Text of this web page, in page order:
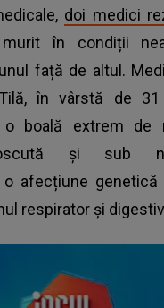
doi medici
în condiții
față de altul.
în vârstă de
boală extrem de
și sub
o afecțiune genetică
respirator și